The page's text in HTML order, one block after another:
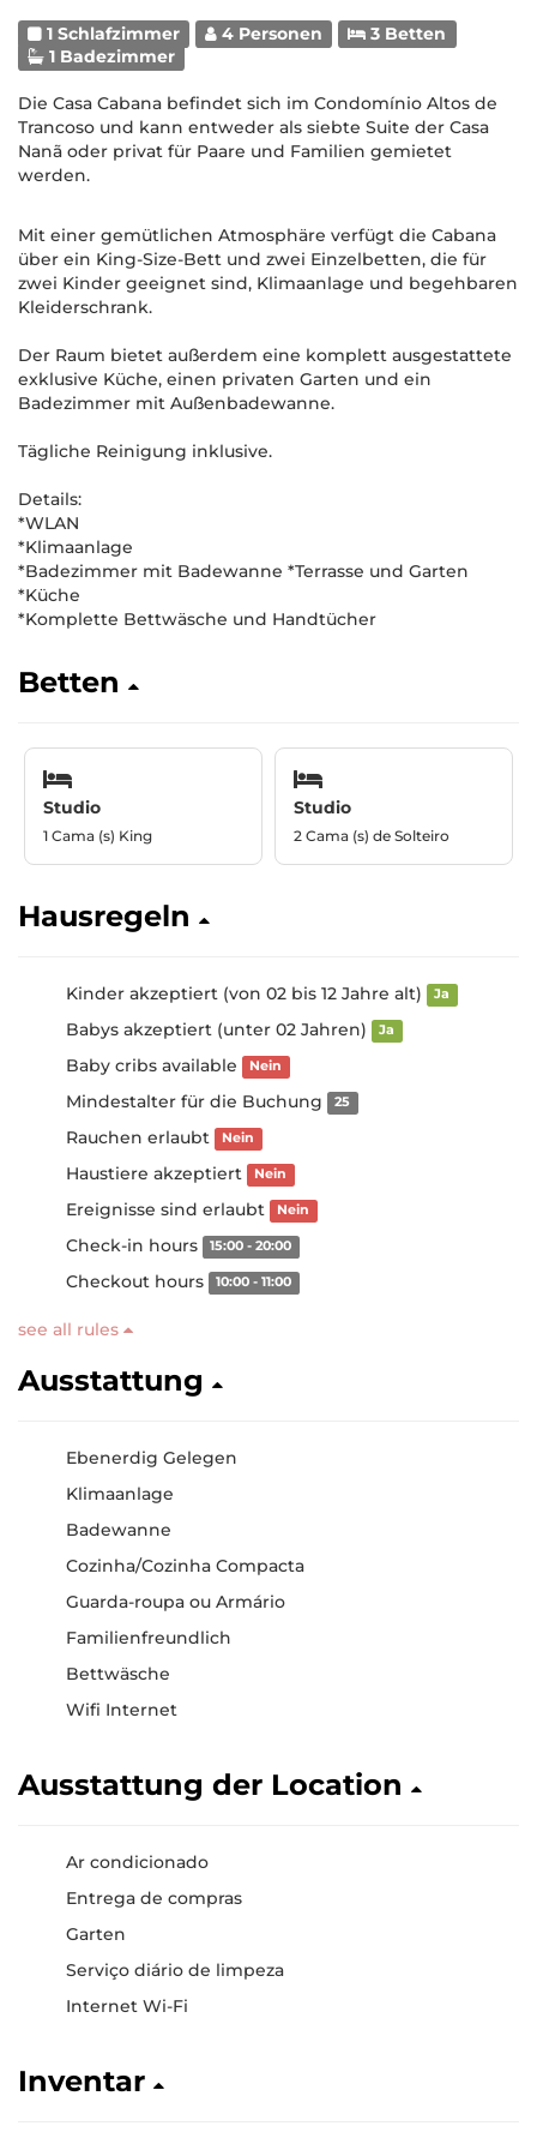
1 Schlafzimmer 4 Personen
3 Betten
1 Badezimmer
Die Casa Cabana befindet sich im Condomínio Altos de
Trancoso und kann entweder als siebte Suite der Casa
Nanã oder privat für Paare und Familien gemietet
werden.
Mit einer gemütlichen Atmosphäre verfügt die Cabana
über ein King-Size-Bett und zwei Einzelbetten, die für
zwei Kinder geeignet sind, Klimaanlage und begehbaren
Kleiderschrank.
Der Raum bietet außerdem eine komplett ausgestattete
exklusive Küche, einen privaten Garten und ein
Badezimmer mit Außenbadewanne.
Tägliche Reinigung inklusive.
Details:
*WLAN
*Klimaanlage
*Badezimmer mit Badewanne *Terrasse und Garten
*Küche
*Komplette Bettwäsche und Handtücher
Betten
Studio
1 Cama (s) King
Studio
2 Cama (s) de Solteiro
Hausregeln
Kinder akzeptiert (von 02 bis 12 Jahre alt) Ja
Babys akzeptiert (unter 02 Jahren) Ja
Baby cribs available Nein
Mindestalter für die Buchung 25
Rauchen erlaubt Nein
Haustiere akzeptiert Nein
Ereignisse sind erlaubt Nein
Check-in hours 15:00 - 20:00
Checkout hours 10:00 - 11:00
see all rules
Ausstattung
Ebenerdig Gelegen
Klimaanlage
Badewanne
Cozinha/Cozinha Compacta
Guarda-roupa ou Armário
Familienfreundlich
Bettwäsche
Wifi Internet
Ausstattung der Location
Ar condicionado
Entrega de compras
Garten
Serviço diário de limpeza
Internet Wi-Fi
Inventar